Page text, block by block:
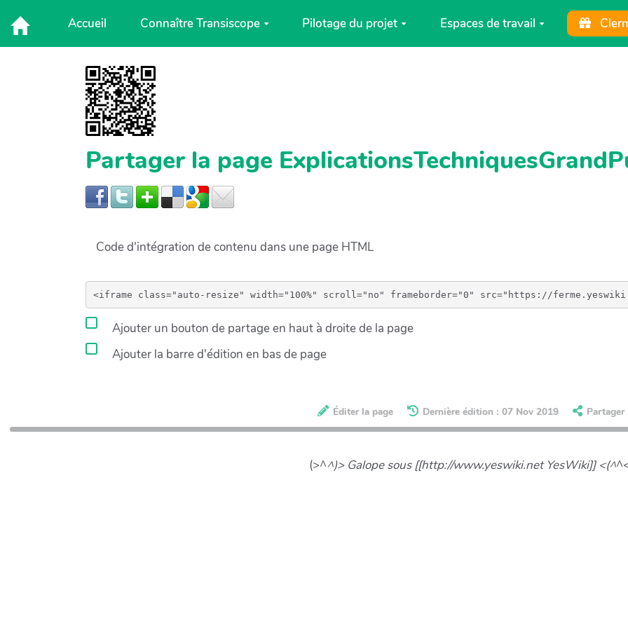
Aller au contenu principal
Accueil Connaître Transiscope Pilotage du projet Espaces de travail
Partager la page
Code d'intégration de contenu dans une page HTML
Ajouter un bouton de partage en haut à droite de la page
Ajouter la barre d'édition en bas de page
Éditer la page Dernière édition : 07 Nov 2019 Partager
(>^^)> Galope sous [[http://www.yeswiki.net YesWiki]] <(^